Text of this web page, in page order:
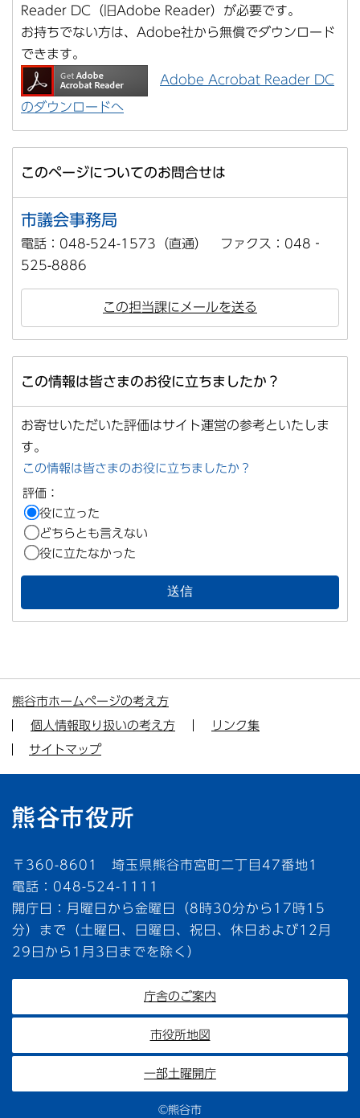
Reader DC（旧Adobe Reader）が必要です。
お持ちでない方は、Adobe社から無償でダウンロード
できます。
Adobe Acrobat Reader DC
のダウンロードへ
このページについてのお問合せは
市議会事務局
電話：048-524-1573（直通） ファクス：048‐
525-8886
この担当課にメールを送る
この情報は皆さまのお役に立ちましたか？
お寄せいただいた評価はサイト運営の参考といたしま
す。
この情報は皆さまのお役に立ちましたか？
評価：
役に立った
どちらとも言えない
役に立たなかった
熊谷市ホームページの考え方
個人情報取り扱いの考え方
リンク集
サイトマップ
〒360-8601 埼玉県熊谷市宮町二丁目47番地1
電話：048-524-1111
開庁日：月曜日から金曜日（8時30分から17時15
分）まで（土曜日、日曜日、祝日、休日および12月
29日から1月3日までを除く）
庁舎のご案内
市役所地図
一部土曜開庁
©熊谷市